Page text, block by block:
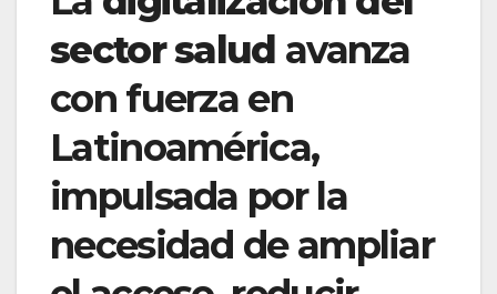
sector salud avanza
con fuerza en
Latinoamérica,
impulsada por la
necesidad de ampliar